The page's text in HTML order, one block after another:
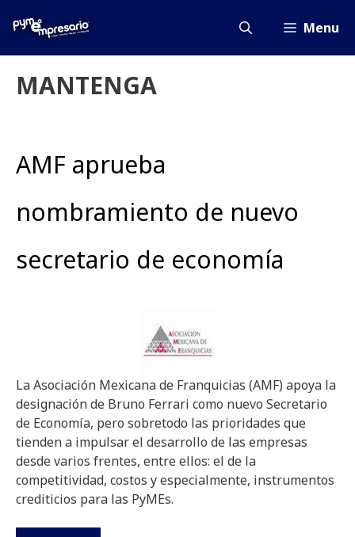
Menu
MANTENGA
AMF aprueba
nombramiento de nuevo
secretario de economía
La Asociación Mexicana de Franquicias (AMF) apoya la
designación de Bruno Ferrari como nuevo Secretario
de Economía, pero sobretodo las prioridades que
tienden a impulsar el desarrollo de las empresas
desde varios frentes, entre ellos: el de la
competitividad, costos y especialmente, instrumentos
crediticios para las PyMEs.